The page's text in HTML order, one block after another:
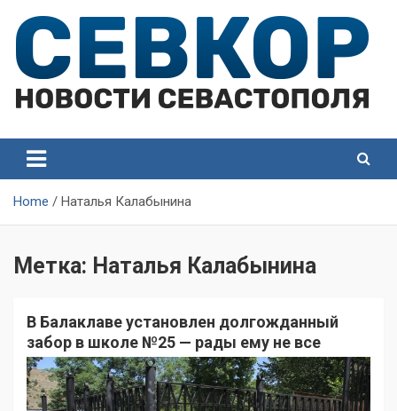
content
Севастополя
Севастополя
Home Наталья Калабынина
Метка: Наталья Калабынина
В Балаклаве установлен долгожданный
забор в школе №25 — рады ему не все